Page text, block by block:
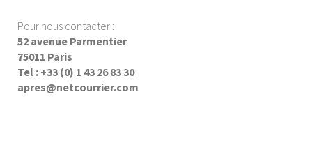
Pour nous contacter :
52 avenue Parmentier
75011 Paris
Tel : +33 (0) 1 43 26 83 30
apres@netcourrier.com